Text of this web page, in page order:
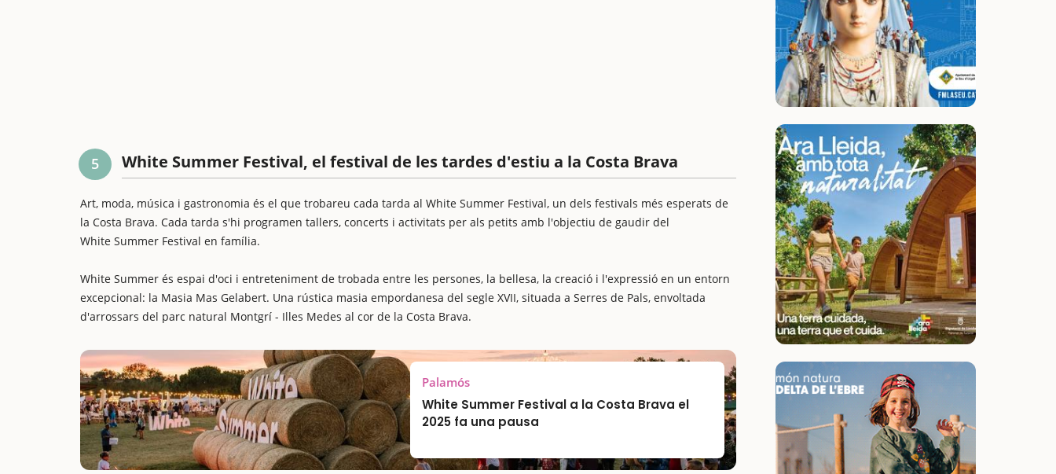
5 White Summer Festival, el festival de les tardes d'estiu a la Costa Brava
Art, moda, música i gastronomia és el que trobareu cada tarda al White Summer Festival, un dels festivals més esperats de
la Costa Brava. Cada tarda s'hi programen tallers, concerts i activitats per als petits amb l'objectiu de gaudir del
White Summer Festival en família.
White Summer és espai d'oci i entreteniment de trobada entre les persones, la bellesa, la creació i l'expressió en un entorn
excepcional: la Masia Mas Gelabert. Una rústica masia empordanesa del segle XVII, situada a Serres de Pals, envoltada
d'arrossars del parc natural Montgrí - Illes Medes al cor de la Costa Brava.
Palamós
White Summer Festival a la Costa Brava el
2025 fa una pausa